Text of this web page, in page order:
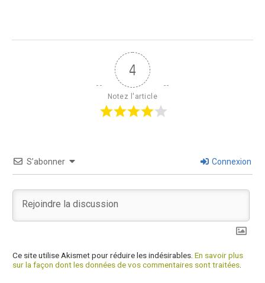
4
Notez l'article
S’abonner Connexion
Ce site utilise Akismet pour réduire les indésirables. En savoir plus
sur la façon dont les données de vos commentaires sont traitées